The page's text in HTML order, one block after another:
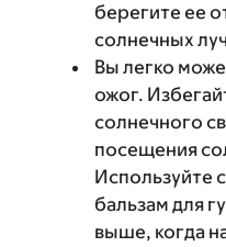
берегите ее
солнечных
Вы легко
ожог.
солнечного
посещения
Используйте
бальзам для
выше, когда